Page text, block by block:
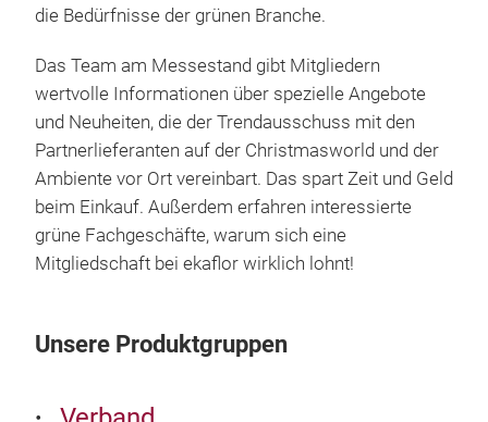
die Bedürfnisse der grünen Branche.
Das Team am Messestand gibt Mitgliedern
wertvolle Informationen über spezielle Angebote
und Neuheiten, die der Trendausschuss mit den
Partnerlieferanten auf der Christmasworld und der
Ambiente vor Ort vereinbart. Das spart Zeit und Geld
beim Einkauf. Außerdem erfahren interessierte
grüne Fachgeschäfte, warum sich eine
Mitgliedschaft bei ekaflor wirklich lohnt!
Unsere Produktgruppen